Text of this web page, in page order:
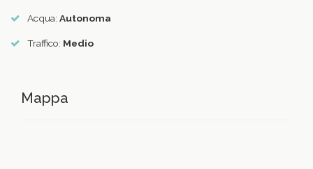
Acqua: Autonoma
Traffico: Medio
Mappa